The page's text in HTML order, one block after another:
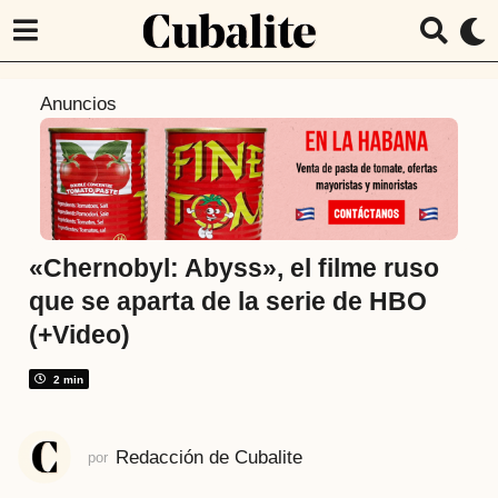
t
á
s
6
o
Anuncios
«Chernobyl: Abyss», el filme ruso
que se aparta de la serie de HBO
(+Video)
2 min
por Redacción de Cubalite